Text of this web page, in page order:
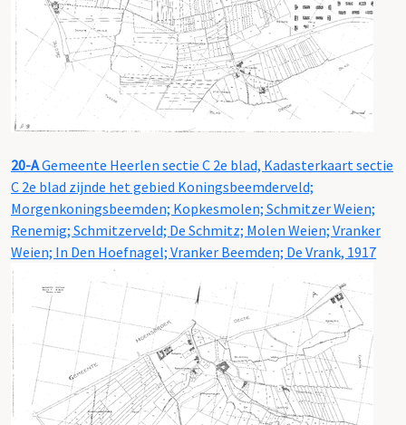
20-AGemeente Heerlen sectie C 2e blad, Kadasterkaart sectie
C 2e blad zijnde het gebied Koningsbeemderveld;
Morgenkoningsbeemden; Kopkesmolen; Schmitzer Weien;
Renemig; Schmitzerveld; De Schmitz; Molen Weien; Vranker
Weien; In Den Hoefnagel; Vranker Beemden; De Vrank, 1917